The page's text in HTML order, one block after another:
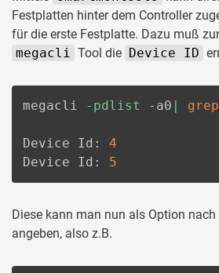
Festplatten hinter dem Controller
für die erste Festplatte. Dazu muß
megacli Tool die Device ID
megacli -pdlist -a0 | grep
Device Id: 4
Device Id: 5
Diese kann man nun als Option nach
angeben, also z.B.